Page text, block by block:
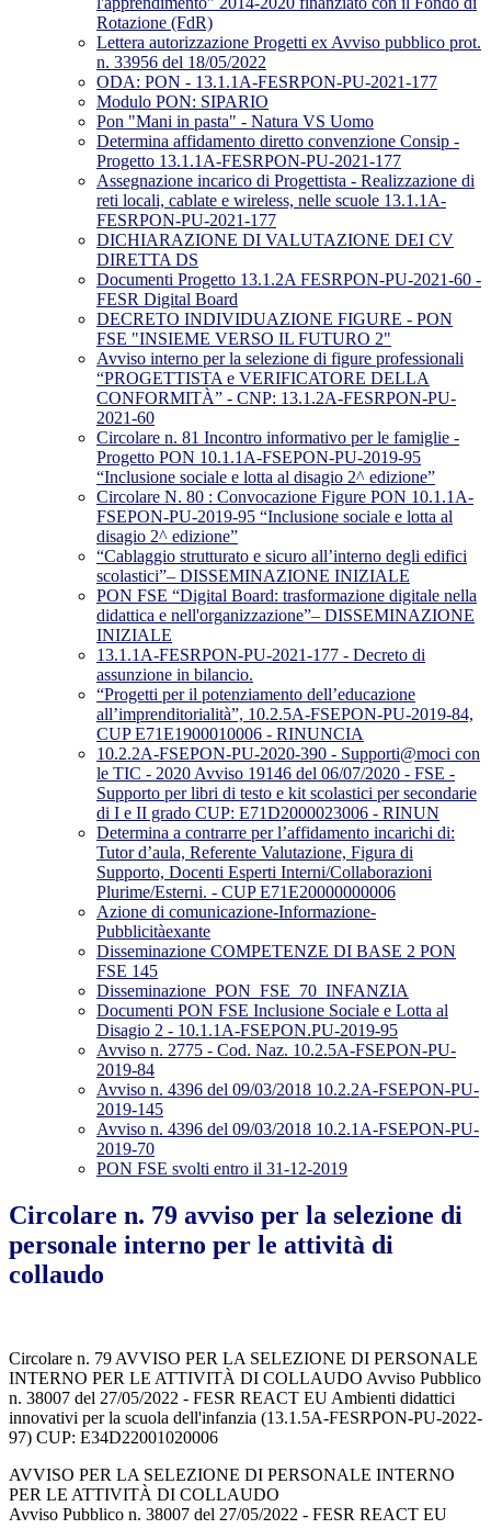
Rotazione (FdR)
Lettera autorizzazione Progetti ex Avviso pubblico prot.
n. 33956 del 18/05/2022
ODA: PON - 13.1.1A-FESRPON-PU-2021-177
Modulo PON: SIPARIO
Pon "Mani in pasta" - Natura VS Uomo
Determina affidamento diretto convenzione Consip -
Progetto 13.1.1A-FESRPON-PU-2021-177
Assegnazione incarico di Progettista - Realizzazione di
reti locali, cablate e wireless, nelle scuole 13.1.1A-
FESRPON-PU-2021-177
DICHIARAZIONE DI VALUTAZIONE DEI CV
DIRETTA DS
Documenti Progetto 13.1.2A FESRPON-PU-2021-60 -
FESR Digital Board
DECRETO INDIVIDUAZIONE FIGURE - PON
FSE "INSIEME VERSO IL FUTURO 2"
Avviso interno per la selezione di figure professionali
“PROGETTISTA e VERIFICATORE DELLA
CONFORMITÀ” - CNP: 13.1.2A-FESRPON-PU-
2021-60
Circolare n. 81 Incontro informativo per le famiglie -
Progetto PON 10.1.1A-FSEPON-PU-2019-95
“Inclusione sociale e lotta al disagio 2^ edizione”
Circolare N. 80 : Convocazione Figure PON 10.1.1A-
FSEPON-PU-2019-95 “Inclusione sociale e lotta al
disagio 2^ edizione”
“Cablaggio strutturato e sicuro all’interno degli edifici
scolastici”– DISSEMINAZIONE INIZIALE
PON FSE “Digital Board: trasformazione digitale nella
didattica e nell'organizzazione”– DISSEMINAZIONE
INIZIALE
13.1.1A-FESRPON-PU-2021-177 - Decreto di
assunzione in bilancio.
“Progetti per il potenziamento dell’educazione
all’imprenditorialità”, 10.2.5A-FSEPON-PU-2019-84,
CUP E71E1900010006 - RINUNCIA
10.2.2A-FSEPON-PU-2020-390 - Supporti@moci con
le TIC - 2020 Avviso 19146 del 06/07/2020 - FSE -
Supporto per libri di testo e kit scolastici per secondarie
di I e II grado CUP: E71D2000023006 - RINUN
Determina a contrarre per l’affidamento incarichi di:
Tutor d’aula, Referente Valutazione, Figura di
Supporto, Docenti Esperti Interni/Collaborazioni
Plurime/Esterni. - CUP E71E20000000006
Azione di comunicazione-Informazione-
Pubblicitàexante
Disseminazione COMPETENZE DI BASE 2 PON
FSE 145
Disseminazione_PON_FSE_70_INFANZIA
Documenti PON FSE Inclusione Sociale e Lotta al
Disagio 2 - 10.1.1A-FSEPON.PU-2019-95
Avviso n. 2775 - Cod. Naz. 10.2.5A-FSEPON-PU-
2019-84
Avviso n. 4396 del 09/03/2018 10.2.2A-FSEPON-PU-
2019-145
Avviso n. 4396 del 09/03/2018 10.2.1A-FSEPON-PU-
2019-70
PON FSE svolti entro il 31-12-2019
Circolare n. 79 avviso per la selezione di
personale interno per le attività di
collaudo
Circolare n. 79 AVVISO PER LA SELEZIONE DI PERSONALE
INTERNO PER LE ATTIVITÀ DI COLLAUDO Avviso Pubblico
n. 38007 del 27/05/2022 - FESR REACT EU Ambienti didattici
innovativi per la scuola dell'infanzia (13.1.5A-FESRPON-PU-2022-
97) CUP: E34D22001020006
AVVISO PER LA SELEZIONE DI PERSONALE INTERNO
PER LE ATTIVITÀ DI COLLAUDO
Avviso Pubblico n. 38007 del 27/05/2022 - FESR REACT EU